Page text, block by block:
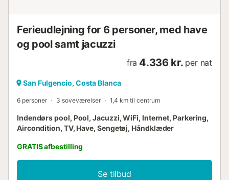
Ferieudlejning for 6 personer, med have
og pool samt jacuzzi
fra 4.336 kr. per nat
San Fulgencio, Costa Blanca
6 personer 3 soveværelser 1,4 km til centrum
Indendørs pool, Pool, Jacuzzi, WiFi, Internet, Parkering,
Aircondition, TV, Have, Sengetøj, Håndklæder
GRATIS afbestilling
Se tilbud